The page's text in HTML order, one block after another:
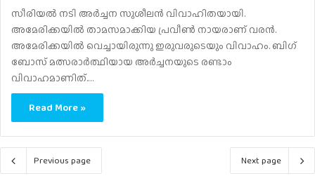
സീരിയൽ നടി അർച്ചന സുശീലൻ വിവാഹിതയായി.
അമേരിക്കയിൽ താമസമാക്കിയ പ്രവീൺ നായരാണ് വരൻ.
അമേരിക്കയിൽ വെച്ചായിരുന്നു ഇരുവരുടെയും വിവാഹം. ബി​ഗ്
ബോസ് മത്സരാർത്ഥിയായ അർച്ചനയുടെ രണ്ടാം
വിവാഹമാണിത്.…
Read More »
Previous page Next page